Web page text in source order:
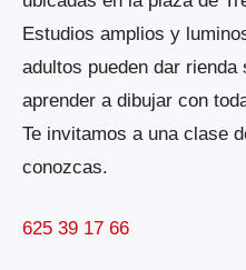
Estudios amplios y
adultos pueden dar
aprender a dibujar con
Te invitamos a una clase
conozcas.
625 39 17 66